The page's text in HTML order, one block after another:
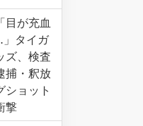
目が充血
タイガ
ズ、検査
捕・釈放
ショット
撃